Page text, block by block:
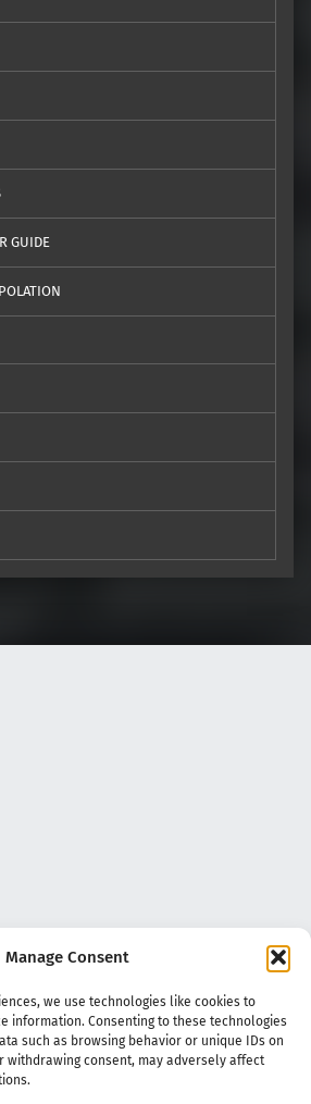
Manage Consent
we use technologies like cookies to
information. Consenting to these technologies
such as browsing behavior or unique IDs on
withdrawing consent, may adversely affect
GUIDE